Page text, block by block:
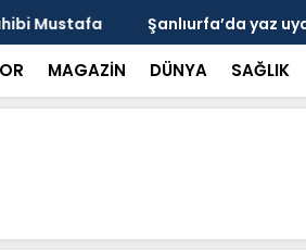
Güneşten Korunmayı Alışkanlık
MAGAZİN DÜNYA SAĞLIK